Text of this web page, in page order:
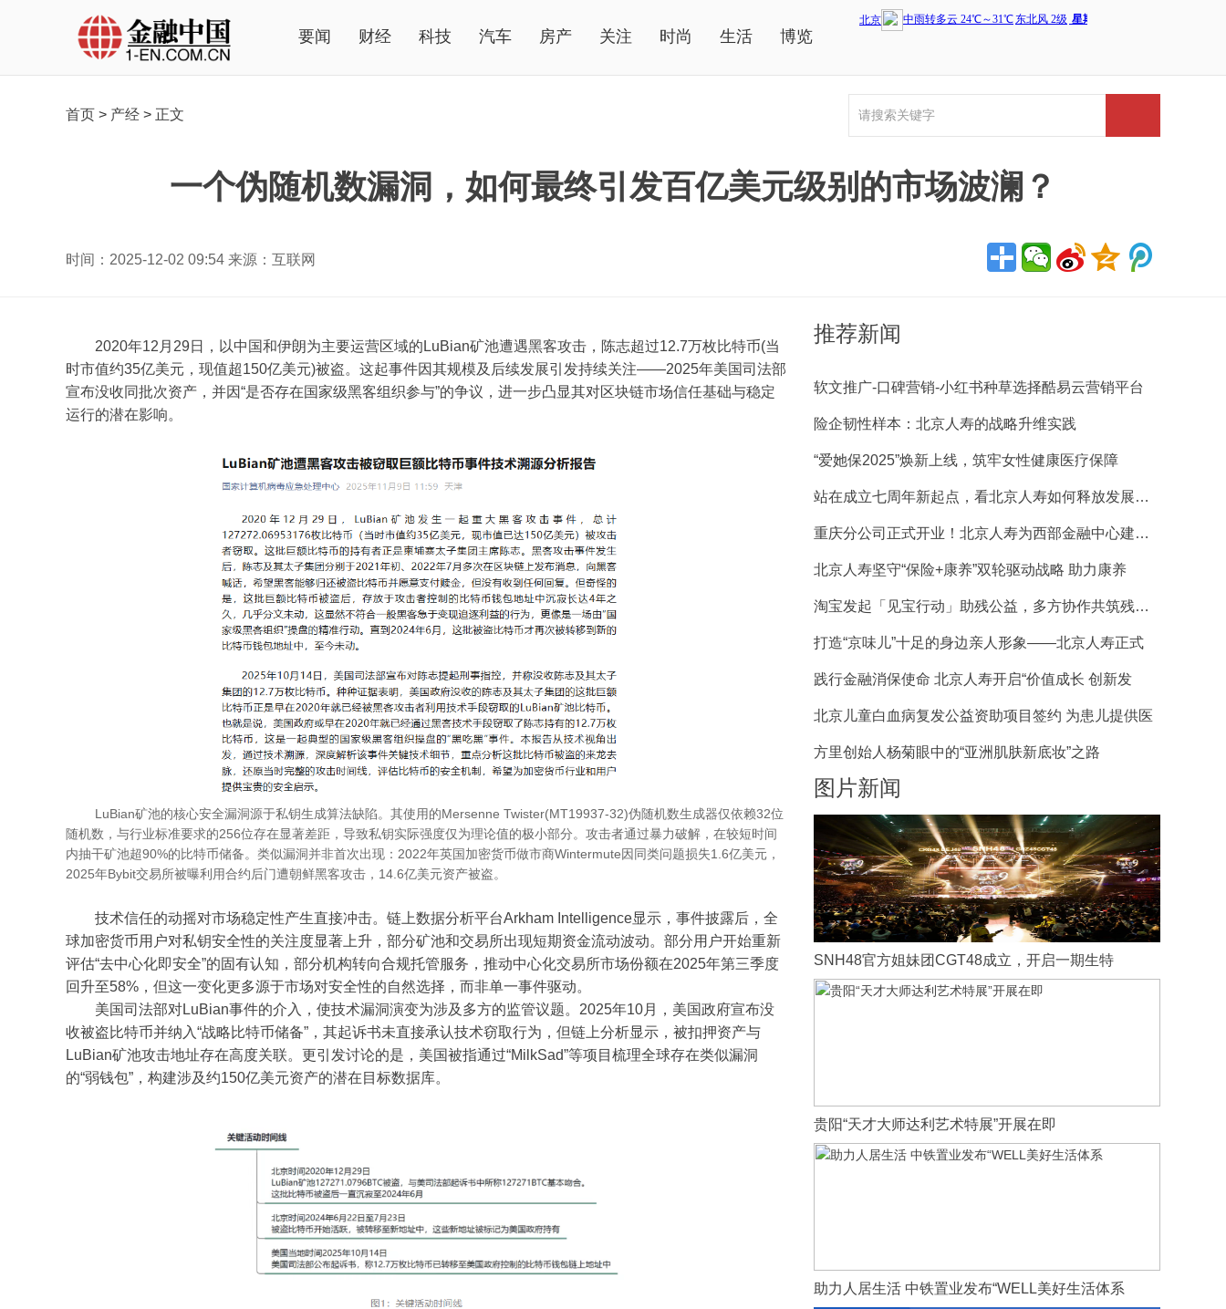
要闻 财经 科技 汽车 房产 关注 时尚 生活 博览
首页 > 产经 > 正文
一个伪随机数漏洞，如何最终引发百亿美元级别的市场波澜？
时间：2025-12-02 09:54 来源：互联网
2020年12月29日，以中国和伊朗为主要运营区域的LuBian矿池遭遇黑客攻击，陈志超过12.7万枚比特币(当
时市值约35亿美元，现值超150亿美元)被盗。这起事件因其规模及后续发展引发持续关注——2025年美国司法部
宣布没收同批次资产，并因“是否存在国家级黑客组织参与”的争议，进一步凸显其对区块链市场信任基础与稳定
运行的潜在影响。
LuBian矿池的核心安全漏洞源于私钥生成算法缺陷。其使用的Mersenne Twister(MT19937-32)伪随机数生成器仅依赖32位
随机数，与行业标准要求的256位存在显著差距，导致私钥实际强度仅为理论值的极小部分。攻击者通过暴力破解，在较短时间
内抽干矿池超90%的比特币储备。类似漏洞并非首次出现：2022年英国加密货币做市商Wintermute因同类问题损失1.6亿美元，
2025年Bybit交易所被曝利用合约后门遭朝鲜黑客攻击，14.6亿美元资产被盗。
技术信任的动摇对市场稳定性产生直接冲击。链上数据分析平台Arkham Intelligence显示，事件披露后，全
球加密货币用户对私钥安全性的关注度显著上升，部分矿池和交易所出现短期资金流动波动。部分用户开始重新
评估“去中心化即安全”的固有认知，部分机构转向合规托管服务，推动中心化交易所市场份额在2025年第三季度
回升至58%，但这一变化更多源于市场对安全性的自然选择，而非单一事件驱动。
美国司法部对LuBian事件的介入，使技术漏洞演变为涉及多方的监管议题。2025年10月，美国政府宣布没
收被盗比特币并纳入“战略比特币储备”，其起诉书未直接承认技术窃取行为，但链上分析显示，被扣押资产与
LuBian矿池攻击地址存在高度关联。更引发讨论的是，美国被指通过“MilkSad”等项目梳理全球存在类似漏洞
的“弱钱包”，构建涉及约150亿美元资产的潜在目标数据库。
推荐新闻
软文推广-口碑营销-小红书种草选择酷易云营销平台
险企韧性样本：北京人寿的战略升维实践
“爱她保2025”焕新上线，筑牢女性健康医疗保障
站在成立七周年新起点，看北京人寿如何释放发展新动
重庆分公司正式开业！北京人寿为西部金融中心建设增
北京人寿坚守“保险+康养”双轮驱动战略 助力康养
淘宝发起「见宝行动」助残公益，多方协作共筑残障商
打造“京味儿”十足的身边亲人形象——北京人寿正式
践行金融消保使命 北京人寿开启“价值成长 创新发
北京儿童白血病复发公益资助项目签约 为患儿提供医
方里创始人杨菊眼中的“亚洲肌肤新底妆”之路
图片新闻
SNH48官方姐妹团CGT48成立，开启一期生特
贵阳“天才大师达利艺术特展”开展在即
助力人居生活 中铁置业发布“WELL美好生活体系